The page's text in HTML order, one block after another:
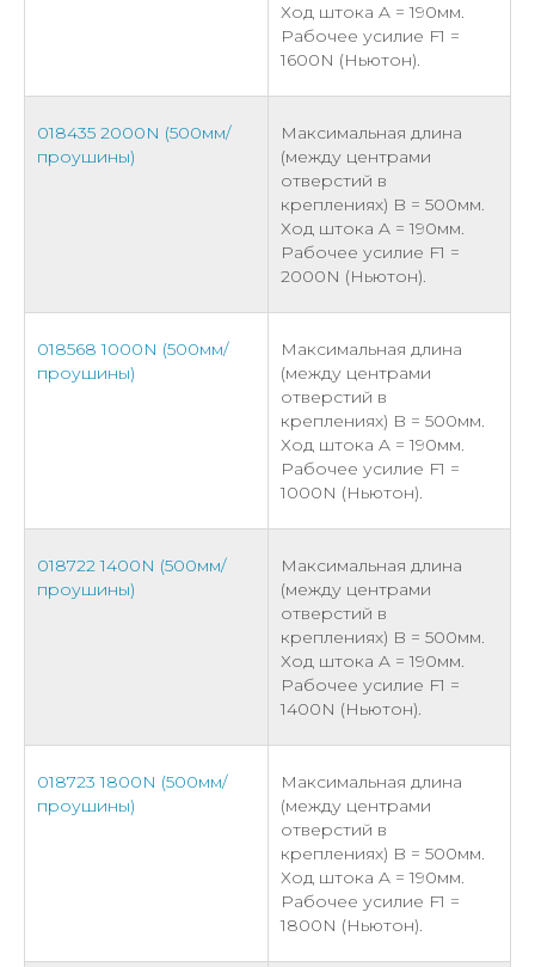
Ход штока A = 190мм.
Рабочее усилие F1 =
1600N (Ньютон).
018435 2000N (500мм/
проушины)
Максимальная длина
(между центрами
отверстий в
креплениях) B = 500мм.
Ход штока A = 190мм.
Рабочее усилие F1 =
2000N (Ньютон).
018568 1000N (500мм/
проушины)
Максимальная длина
(между центрами
отверстий в
креплениях) B = 500мм.
Ход штока A = 190мм.
Рабочее усилие F1 =
1000N (Ньютон).
018722 1400N (500мм/
проушины)
Максимальная длина
(между центрами
отверстий в
креплениях) B = 500мм.
Ход штока A = 190мм.
Рабочее усилие F1 =
1400N (Ньютон).
018723 1800N (500мм/
проушины)
Максимальная длина
(между центрами
отверстий в
креплениях) B = 500мм.
Ход штока A = 190мм.
Рабочее усилие F1 =
1800N (Ньютон).